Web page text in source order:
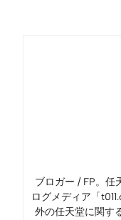
ブロガー / FP。任
ログメディア「
外の任天堂に関す